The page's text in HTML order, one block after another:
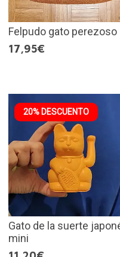
Felpudo gato perezoso
17,95€
20% DESCUENTO
Gato de la suerte
mini